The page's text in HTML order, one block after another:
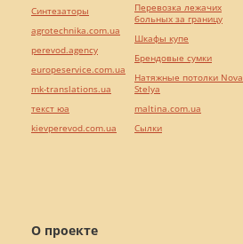
О проекте
Синтезаторы
agrotechnika.com.ua
perevod.agency
europeservice.com.ua
mk-translations.ua
текст юа
kievperevod.com.ua
Перевозка лежачих
больных за границу
Шкафы купе
Брендовые сумки
Натяжные потолки Nova
Stelya
maltina.com.ua
Cылки